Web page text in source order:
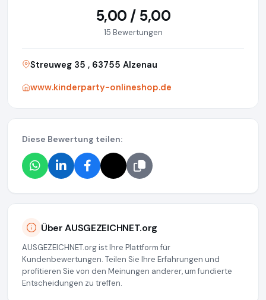
5,00 / 5,00
15 Bewertungen
Streuweg 35 , 63755 Alzenau
www.kinderparty-onlineshop.de
Diese Bewertung teilen:
Über AUSGEZEICHNET.org
AUSGEZEICHNET.org ist Ihre Plattform für
Kundenbewertungen. Teilen Sie Ihre Erfahrungen und
profitieren Sie von den Meinungen anderer, um fundierte
Entscheidungen zu treffen.